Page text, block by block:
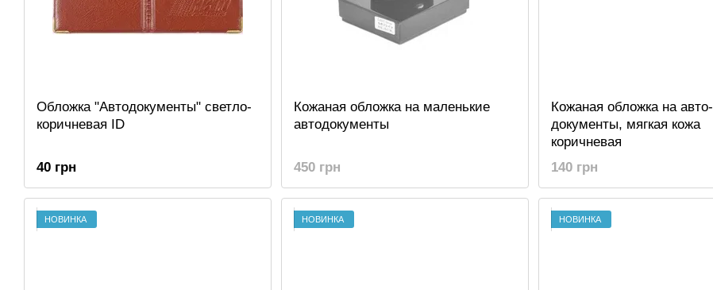
Обложка "Автодокументы" светло-
коричневая ID
40 грн
Кожаная обложка на маленькие
автодокументы
450 грн
Кожаная обложка на авто-
документы, мягкая кожа
коричневая
140 грн
НОВИНКА НОВИНКА НОВИНКА